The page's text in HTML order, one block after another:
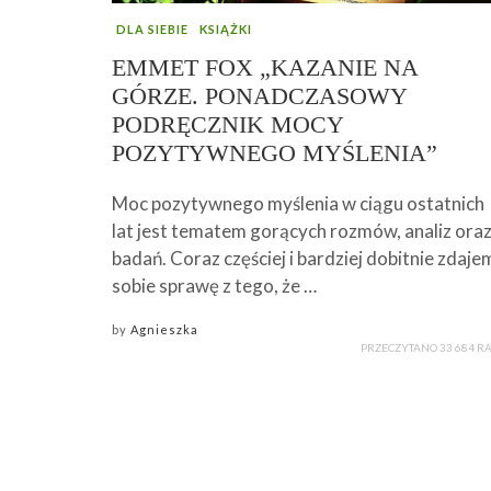
DLA SIEBIE KSIĄŻKI
EMMET FOX „KAZANIE NA
GÓRZE. PONADCZASOWY
PODRĘCZNIK MOCY
POZYTYWNEGO MYŚLENIA”
Moc pozytywnego myślenia w ciągu ostatnich
lat jest tematem gorących rozmów, analiz oraz
badań. Coraz częściej i bardziej dobitnie
sobie sprawę z tego, że …
by Agnieszka
PRZECZYTANO 33 684